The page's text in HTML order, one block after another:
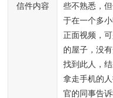
信件内容
些不熟悉，
于在一个多
正面视频，
的屋子，没
找到此人，
拿走手机的
官的同事告